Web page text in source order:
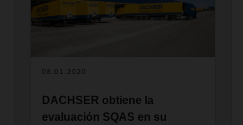
08.01.2020
DACHSER obtiene la
evaluación SQAS en su